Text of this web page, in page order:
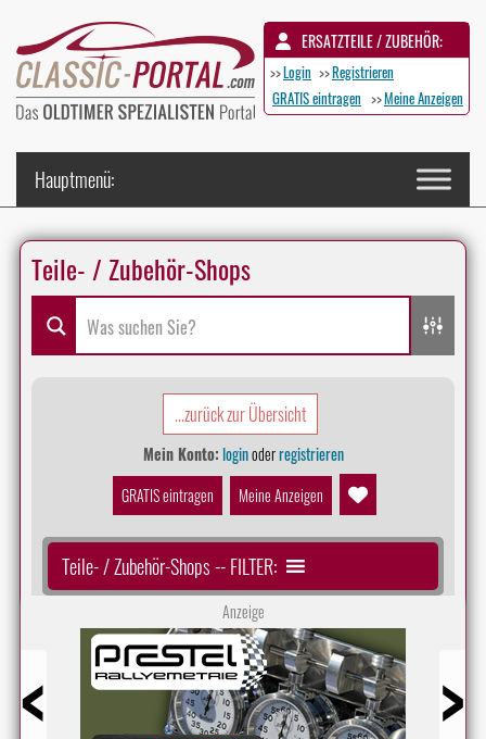
ERSATZTEILE / ZUBEHÖR:
>>Login >>Registrieren
GRATIS eintragen >>Meine Anzeigen
Teile- / Zubehör-Shops
...zurück zur Übersicht
Mein Konto:loginoderregistrieren
GRATIS eintragen
Meine Anzeigen
Teile- / Zubehör-Shops -- FILTER:
Anzeige